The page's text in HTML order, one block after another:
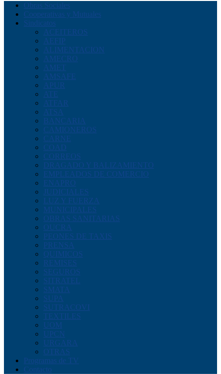
Obras Sociales
Cooperativas y Mutuales
Sindicatos
ACEITEROS
AEFIP
ALIMENTACION
AMECRO
AMET
AMSAFE
APUR
ATE
ATFAR
ATSA
BANCARIA
CAMIONEROS
CARNE
COAD
CORREOS
DRAGADO Y BALIZAMIENTO
EMPLEADOS DE COMERCIO
ENAPRO
JUDICIALES
LUZ Y FUERZA
MUNICIPALES
OBRAS SANITARIAS
OUCRA
PEONES DE TAXIS
PRENSA
QUIMICOS
REMISES
SEGUROS
SITRATEL
SMATA
SUPA
SUTRACOVI
TEXTILES
UOM
UPCN
URGARA
OTRAS
Programas de TV
Contacto